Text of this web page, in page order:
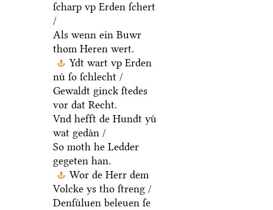
ſcharp vp Erden ſchert
/
Als wenn ein Buwr
thom Heren wert.
Ydt wart vp Erden
nuͤ ſo ſchlecht /
Gewaldt ginck ſtedes
vor dat Recht.
Vnd hefft de Hundt yuͤ
wat gedaͤn /
So moth he Ledder
gegeten han.
Wor de Herr dem
Volcke ys tho ſtreng /
Denſuͤluen beleuen ſe